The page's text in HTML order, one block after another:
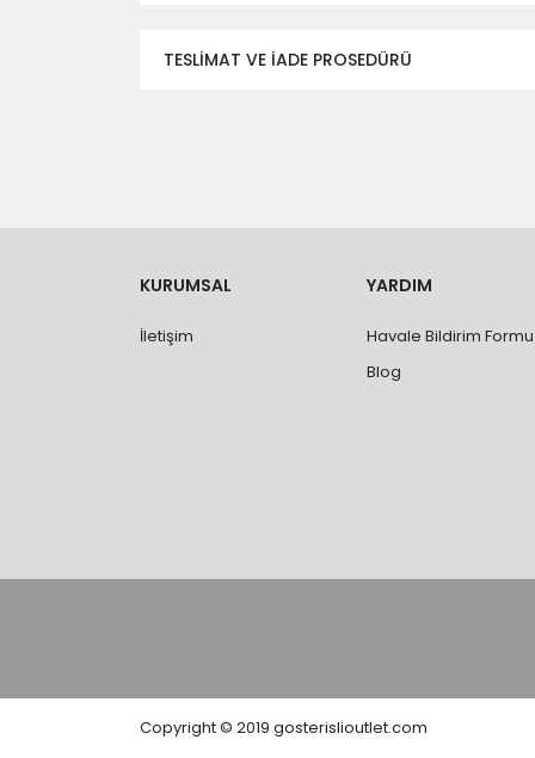
TESLİMAT VE İADE PROSEDÜRÜ
- Özel sipariş ürünlerde ölçü, ebat, yükseklik
değiştirilmez.
- Vitrifiye, tekne, küvet, kabin, banyo dolabı
kişi veya firmaya mutlaka ölçü ve ebat kontrolü
KURUMSAL
İletişim
YARDIM
Havale Bildirim Formu
Blog
Copyright © 2019 gosterislioutlet.com